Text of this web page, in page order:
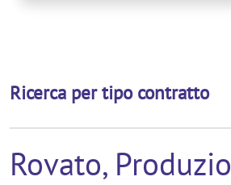
Ricerca per tipo contratto
Rovato,